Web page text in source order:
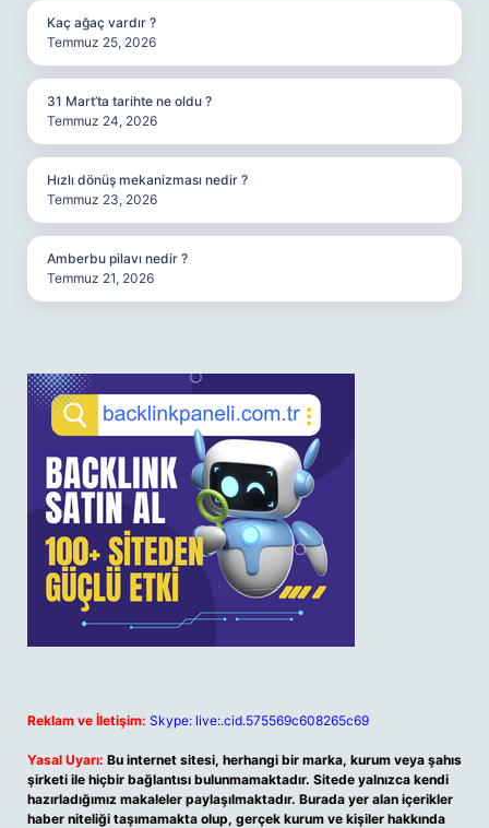
Kaç ağaç vardır ?
Temmuz 25, 2026
31 Mart’ta tarihte ne oldu ?
Temmuz 24, 2026
Hızlı dönüş mekanizması nedir ?
Temmuz 23, 2026
Amberbu pilavı nedir ?
Temmuz 21, 2026
Reklam ve İletişim: Skype: live:.cid.575569c608265c69
Yasal Uyarı: Bu internet sitesi, herhangi bir marka, kurum veya şahıs
şirketi ile hiçbir bağlantısı bulunmamaktadır. Sitede yalnızca kendi
hazırladığımız makaleler paylaşılmaktadır. Burada yer alan içerikler
haber niteliği taşımamakta olup, gerçek kurum ve kişiler hakkında